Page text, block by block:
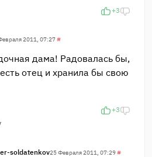
+3
2011, 07:27#
дама! Радовалась бы,
отец и хранила бы свою
+3
soldatenkov25 Февраля 2011, 07:29#